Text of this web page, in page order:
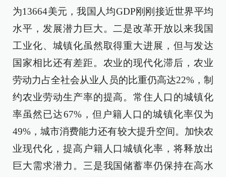
为13664美元，我国人均GDP刚刚接近世界平均
水平，发展潜力巨大。二是改革开放以来我国
工业化、城镇化虽然取得重大进展，但与发达
国家相比还有差距。农业的现代化滞后，农业
劳动力占全社会从业人员的比重仍高达22%，制
约农业劳动生产率的提高。常住人口的城镇化
率虽然已达67%，但户籍人口的城镇化率仅为
49%，城市消费能力还有较大提升空间。加快农
业现代化，提高户籍人口城镇化率，将释放出
巨大需求潜力。三是我国储蓄率仍保持在高水